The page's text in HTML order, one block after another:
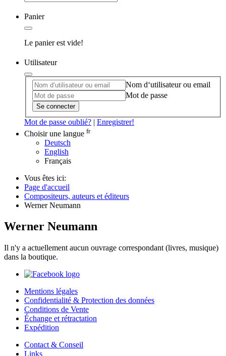
Panier
Le panier est vide!
Utilisateur
Nom d‘utilisateur ou email
Mot de passe
Se connecter
Mot de passe oublié? | Enregistrer!
Choisir une langue fr
Deutsch
English
Français
Vous êtes ici:
Page d'accueil
Compositeurs, auteurs et éditeurs
Werner Neumann
Werner Neumann
Il n'y a actuellement aucun ouvrage correspondant (livres, musique)
dans la boutique.
Mentions légales
Confidentialité & Protection des données
Conditions de Vente
Échange et rétractation
Expédition
Contact & Conseil
Links